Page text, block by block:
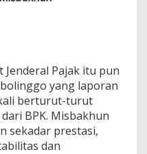
Pajak itu pun
yang laporan
berturut-turut
BPK. Misbakhun
sekadar prestasi,
dan